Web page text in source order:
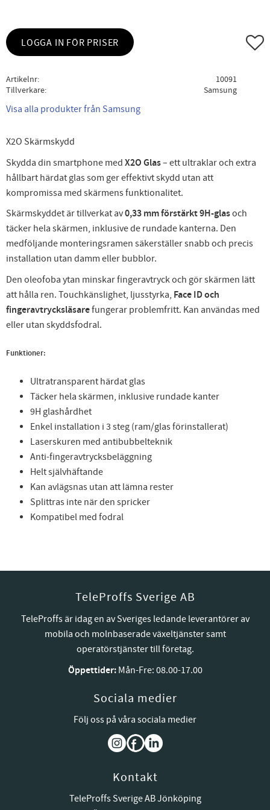
LOGGA IN FÖR PRISER Lägg
Artikelnr
10091
Tillverkare
Samsung
Visa alla produkter från Samsung
X2O Skärmskydd
Skydda din smartphone med X2O Glas– ett ultraklar och extra
hållbart härdat glas som ger effektivt skydd utan att
kompromissa med skärmens funktionalitet.
Skärmskyddet är tillverkat av0,33 mm förstärkt 9H-glasoch
täcker hela skärmen, inklusive de rundade kanterna. Den
medföljande monteringsramen säkerställer snabb och precis
installation utan damm eller bubblor.
Den oleofoba ytan minskar fingeravtryck och gör skärmen lätt
att hålla ren. Touchkänslighet, ljusstyrka, Face ID och
fingeravtrycksläsarefungerar problemfritt. Kan användas med
eller utan skyddsfodral.
Funktioner:
Ultratransparent härdat glas
Täcker hela skärmen, inklusive rundade kanter
9H glashårdhet
Enkel installation i 3 steg (ram/glas förinstallerat)
Laserskuren med antibubbelteknik
Anti-fingeravtrycksbeläggning
Helt självhäftande
Kan avlägsnas utan att lämna rester
Splittras inte när den spricker
Kompatibel med fodral
TeleProffs Sverige AB
TeleProffs är idag en av Sveriges ledande leverantörer av
mobila och molnbaserade växeltjänster samt
operatörstjänster till företag.
Öppettider:Mån-Fre: 08.00-17.00
Sociala medier
Följ oss på våra sociala medier
Kontakt
TeleProffs Sverige AB Jönköping